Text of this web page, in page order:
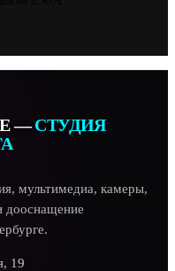
—СТУДИЯ
мультимедиа, камеры,
дооснащение
19